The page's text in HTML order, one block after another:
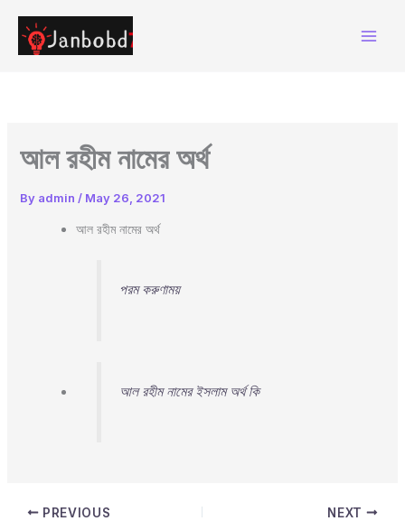
content
আল রহীম নামের অর্থ
By admin / May 26, 2021
আল রহীম নামের অর্থ
পরম করুণাময়
আল রহীম নামের ইসলাম অর্থ কি
PREVIOUS NEXT